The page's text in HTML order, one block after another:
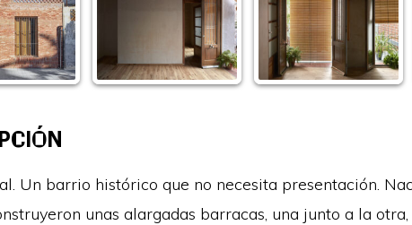
Un barrio histórico que no necesita presentación.
unas alargadas barracas, una junto a la